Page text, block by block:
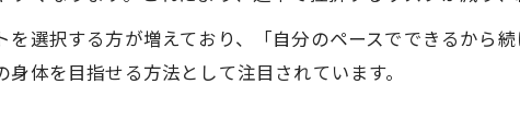
自宅ダイエットで続けやすい運動のコツ
体調管理に役立つ自宅ダイエット運動法
体重管理をサポートする自宅ダイエット実
選択する方が増えており、「自分のペースでできるから
体を目指せる方法として注目されています。